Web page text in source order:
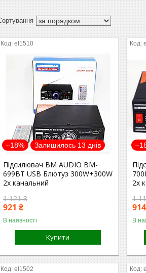
el1510
–18% Залишилось 13 днів
Підсилювач BM AUDIO BM-
699BT USB Блютуз 300W+300W
2х канальний
1 121 ₴
921 ₴
В наявності
Купити
2х
1
В
el1502